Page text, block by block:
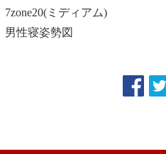
7zone20(ミディアム)
男性寝姿勢図